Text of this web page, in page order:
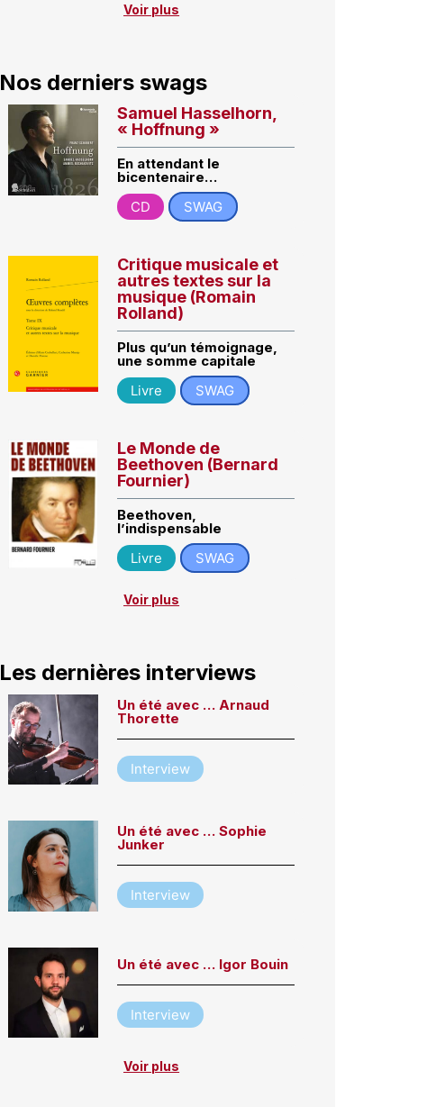
Voir plus
Nos derniers swags
Samuel Hasselhorn,
« Hoffnung »
En attendant le
bicentenaire…
CD
SWAG
Critique musicale et
autres textes sur la
musique (Romain
Rolland)
Plus qu’un témoignage,
une somme capitale
Livre
SWAG
Le Monde de
Beethoven (Bernard
Fournier)
Beethoven,
l’indispensable
Livre
SWAG
Voir plus
Les dernières interviews
Un été avec … Arnaud
Thorette
Interview
Un été avec … Sophie
Junker
Interview
Un été avec … Igor Bouin
Interview
Voir plus